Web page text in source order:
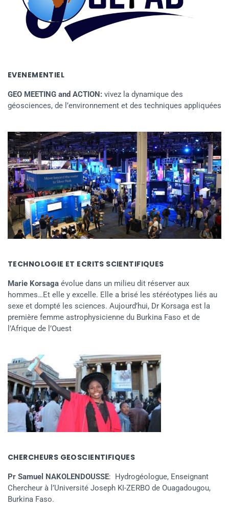
EVENEMENTIEL
GEO MEETING and ACTION: vivez la dynamique des
géosciences, de l’environnement et des techniques appliquées
TECHNOLOGIE ET ECRITS SCIENTIFIQUES
Marie Korsaga évolue dans un milieu dit réserver aux
hommes…Et elle y excelle. Elle a brisé les stéréotypes liés au
sexe et dompté les sciences. Aujourd’hui, Dr Korsaga est la
première femme astrophysicienne du Burkina Faso et de
l’Afrique de l’Ouest
CHERCHEURS GEOSCIENTIFIQUES
Pr Samuel NAKOLENDOUSSE: Hydrogéologue, Enseignant
Chercheur à l’Université Joseph KI-ZERBO de Ouagadougou,
Burkina Faso.